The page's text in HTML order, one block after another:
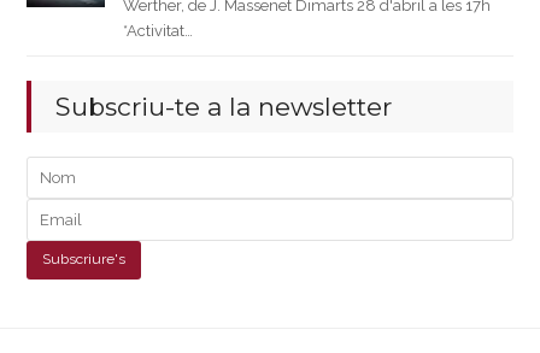
Werther, de J. Massenet Dimarts 28 d'abril a les 17h
*Activitat…
Subscriu-te a la newsletter